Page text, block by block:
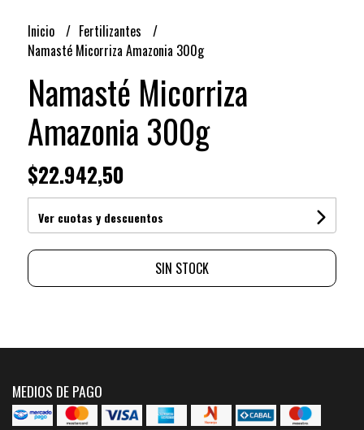
Inicio
Fertilizantes
Namasté Micorriza Amazonia 300g
Namasté Micorriza
Amazonia 300g
$22.942,50
Ver cuotas y descuentos
SIN STOCK
MEDIOS DE PAGO